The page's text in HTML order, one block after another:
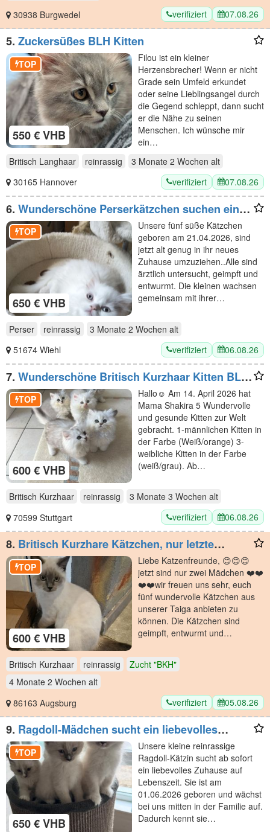
30938 Burgwedel
verifiziert 07.08.26
5. Zuckersüßes BLH Kitten
550 € VHB
TOP
Filou ist ein kleiner
Herzensbrecher! Wenn er nicht
Grade sein Umfeld erkundet
oder seine Lieblingsangel durch
die Gegend schleppt, dann sucht
er die Nähe zu seinen
Menschen. Ich wünsche mir
ein…
Britisch Langhaar
reinrassig 3 Monate 2 Wochen alt
30165 Hannover
verifiziert 07.08.26
6. Wunderschöne Perserkätzchen suchen ein
neues Zuhause
650 € VHB
TOP
Unsere fünf süße Kätzchen
geboren am 21.04.2026, sind
jetzt alt genug in ihr neues
Zuhause umzuziehen..Alle sind
ärztlich untersucht, geimpft und
entwurmt. Die kleinen wachsen
gemeinsam mit ihrer…
Perser reinrassig 3 Monate 2 Wochen alt
51674 Wiehl
verifiziert 06.08.26
7. Wunderschöne Britisch Kurzhaar Kitten BLH
abzugeben
600 € VHB
TOP
Hallo☺️ Am 14. April 2026 hat
Mama Shakira 5 Wundervolle
und gesunde Kitten zur Welt
gebracht. 1-männlichen Kitten in
der Farbe (Weiß/orange) 3-
weibliche Kitten in der Farbe
(weiß/grau). Ab…
Britisch Kurzhaar reinrassig 3 Monate 3 Wochen alt
70599 Stuttgart
verifiziert 06.08.26
8. Britisch Kurzhare Kätzchen, nur letzte
Mädchen Molly 🤩🤩🤩 🤩🤩
600 € VHB
TOP
Liebe Katzenfreunde, 😊😊😊
jetzt sind nur zwei Mädchen ❤️❤️
❤️❤️wir freuen uns sehr, euch
fünf wundervolle Kätzchen aus
unserer Taiga anbieten zu
können. Die Kätzchen sind
geimpft, entwurmt und…
Britisch Kurzhaar reinrassig
Zucht "BKH"
4 Monate 2 Wochen alt
86163 Augsburg
verifiziert 05.08.26
9. Ragdoll-Mädchen sucht ein liebevolles
Zuhause
650 € VHB
TOP
Unsere kleine reinrassige
Ragdoll-Kätzin sucht ab sofort
ein liebevolles Zuhause auf
Lebenszeit. Sie ist am
01.06.2026 geboren und wächst
bei uns mitten in der Familie auf.
Dadurch kennt sie…